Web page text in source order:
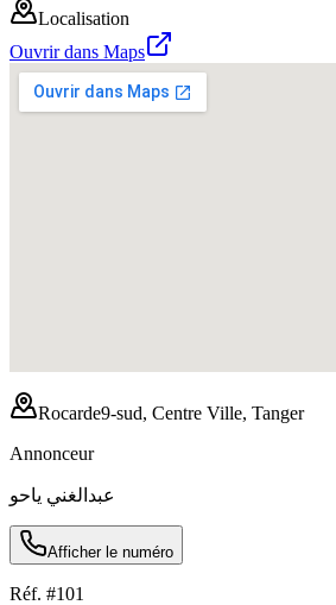
Localisation
Ouvrir dans Maps
Rocarde9-sud, Centre Ville, Tanger
Annonceur
عبدالغني ياحو
Afficher le numéro
Réf. #101